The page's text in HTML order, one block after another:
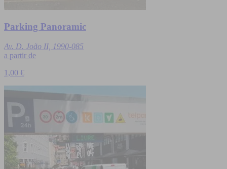
Parking Panoramic
Av. D. João II, 1990-085
a partir de
1,00 €